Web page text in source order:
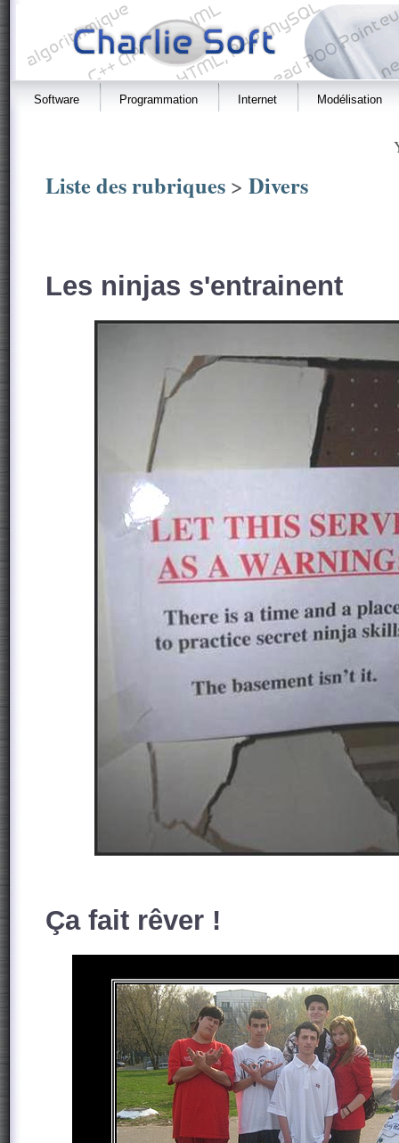
Software Programmation Internet Modélisation
Liste des rubriques > Divers
Les ninjas s'entrainent
Ça fait rêver !